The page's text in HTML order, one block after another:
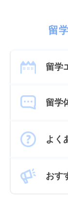
留
留学
留学
よく
おす